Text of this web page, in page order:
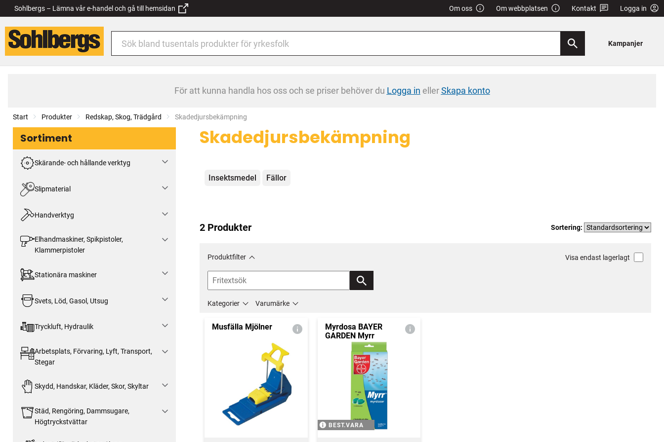
Sohlbergs – Lämna vår e-handel och gå till hemsidan Om oss Om webbplatsen Kontakt Logga in
Kampanjer
För att kunna handla hos oss och se priser behöver du Logga in ellerSkapa konto
Start Produkter Redskap, Skog, Trädgård Current:
Skadedjursbekämpning
Sortiment
Skärande- och hållande verktyg
Slipmaterial
Handverktyg
Elhandmaskiner, Spikpistoler,
Klammerpistoler
Stationära maskiner
Svets, Löd, Gasol, Utsug
Tryckluft, Hydraulik
Arbetsplats, Förvaring, Lyft, Transport,
Stegar
Skydd, Handskar, Kläder, Skor, Skyltar
Städ, Rengöring, Dammsugare,
Högtryckstvättar
Skadedjursbekämpning
Kategorier
Insektsmedel Fällor
2 Produkter Sortering:
Produktfilter Visa endast lagerlagt
Kategorier Varumärke
Musfälla Mjölner
Myrdosa BAYER
GARDEN Myrr
BEST.VARA